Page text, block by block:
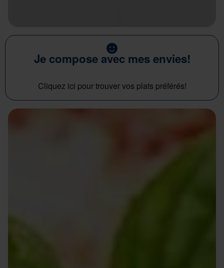
Je compose avec mes envies!
Cliquez ici pour trouver vos plats préférés!